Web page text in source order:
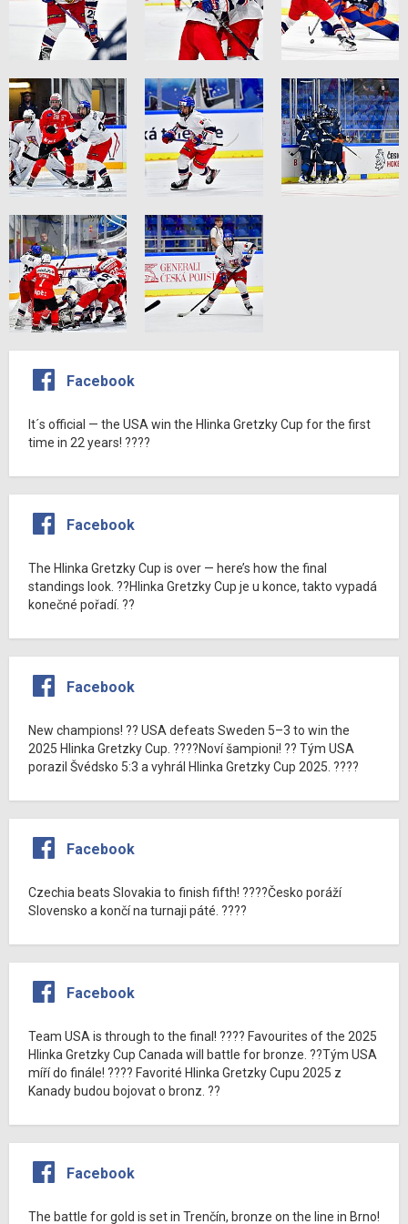
Facebook
It´s official — the USA win the Hlinka Gretzky Cup for the first
time in 22 years! ????
Facebook
The Hlinka Gretzky Cup is over — here’s how the final
standings look. ??Hlinka Gretzky Cup je u konce, takto vypadá
konečné pořadí. ??
Facebook
New champions! ?? USA defeats Sweden 5–3 to win the
2025 Hlinka Gretzky Cup. ????Noví šampioni! ?? Tým USA
porazil Švédsko 5:3 a vyhrál Hlinka Gretzky Cup 2025. ????
Facebook
Czechia beats Slovakia to finish fifth! ????Česko poráží
Slovensko a končí na turnaji páté. ????
Facebook
Team USA is through to the final! ???? Favourites of the 2025
Hlinka Gretzky Cup Canada will battle for bronze. ??Tým USA
míří do finále! ???? Favorité Hlinka Gretzky Cupu 2025 z
Kanady budou bojovat o bronz. ??
Facebook
The battle for gold is set in Trenčín, bronze on the line in Brno!